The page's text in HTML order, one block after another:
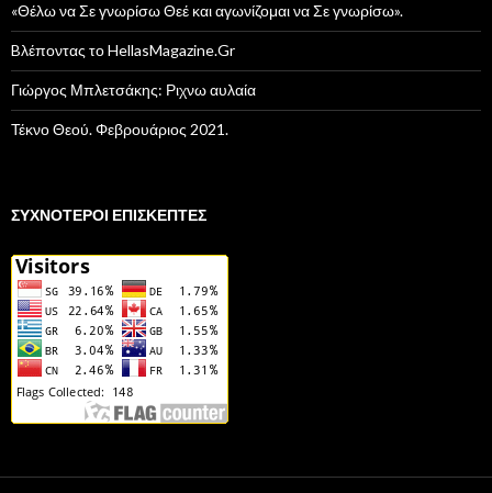
«Θέλω να Σε γνωρίσω Θεέ και αγωνίζομαι να Σε γνωρίσω».
Bλέποντας το HellasMagazine.Gr
Γιώργος Μπλετσάκης: Ριχνω αυλαία
Τέκνο Θεού. Φεβρουάριος 2021.
ΣΥΧΝΌΤΕΡΟΙ ΕΠΙΣΚΈΠΤΕΣ